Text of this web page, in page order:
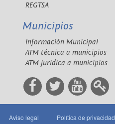
REGTSA
Municipios
Información Municipal
ATM técnica a municipios
ATM jurídica a municipios
Aviso legal Política de privacidad